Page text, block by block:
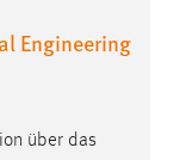
Engineering
über das